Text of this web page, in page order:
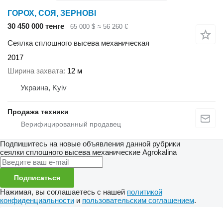
ГОРОХ, СОЯ, ЗЕРНОВІ
30 450 000 тенге
65 000 $ ≈ 56 260 €
Сеялка сплошного высева механическая
2017
Ширина захвата 12 м
Украина, Kyiv
Продажа техники
Подпишитесь на новые объявления данной рубрики
сеялки сплошного высева механические Agrokalina
Подписаться
Нажимая, вы соглашаетесь с нашей политикой
конфиденциальности и пользовательским соглашением.